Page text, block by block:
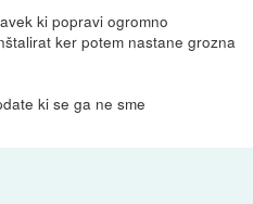
ki popravi ogromno
ker potem nastane grozna
ki se ga ne sme